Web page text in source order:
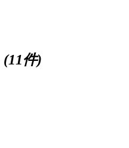
(11件)